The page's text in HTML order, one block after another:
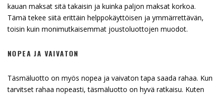
kauan maksat sitä takaisin ja kuinka paljon maksat korkoa.
Tämä tekee siitä erittäin helppokäyttöisen ja ymmärrettävän,
toisin kuin monimutkaisemmat joustoluottojen muodot.
NOPEA JA VAIVATON
Täsmäluotto on myös nopea ja vaivaton tapa saada rahaa. Kun
tarvitset rahaa nopeasti, täsmäluotto on hyvä ratkaisu. Kuten